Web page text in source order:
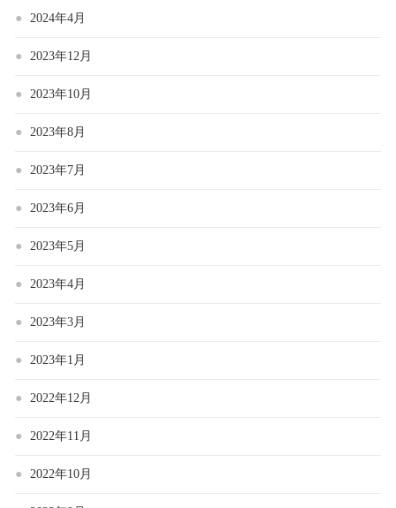
2024年4月
2023年12月
2023年10月
2023年8月
2023年7月
2023年6月
2023年5月
2023年4月
2023年3月
2023年1月
2022年12月
2022年11月
2022年10月